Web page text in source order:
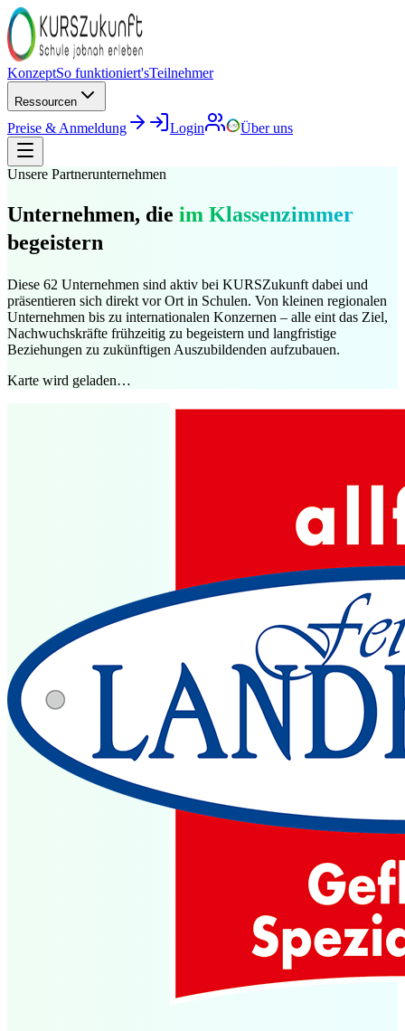
KonzeptSo funktioniert'sTeilnehmer
Ressourcen
Preise & Anmeldung Login Über uns
Unsere Partnerunternehmen
Unternehmen, die im Klassenzimmer
begeistern
Diese 62 Unternehmen sind aktiv bei KURSZukunft dabei und
präsentieren sich direkt vor Ort in Schulen. Von kleinen regionalen
Unternehmen bis zu internationalen Konzernen – alle eint das Ziel,
Nachwuchskräfte frühzeitig zu begeistern und langfristige
Beziehungen zu zukünftigen Auszubildenden aufzubauen.
Karte wird geladen…